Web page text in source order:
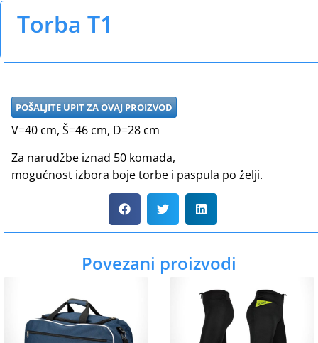
Torba T1
POŠALJITE UPIT ZA OVAJ PROIZVOD
V=40 cm, Š=46 cm, D=28 cm
Za narudžbe iznad 50 komada,
mogućnost izbora boje torbe i paspula po želji.
Povezani proizvodi